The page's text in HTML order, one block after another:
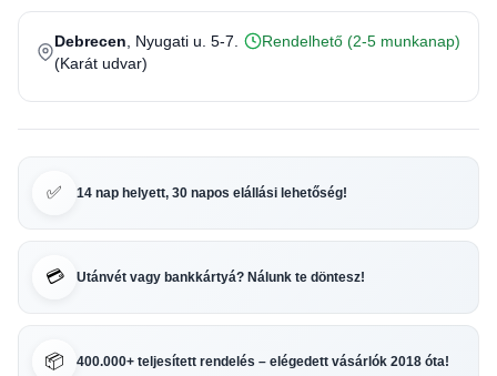
Debrecen , Nyugati u. 5-7.
(Karát udvar)
Rendelhető (2-5 munkanap)
✅ 14 nap helyett, 30 napos elállási lehetőség!
💳 Utánvét vagy bankkártyá? Nálunk te döntesz!
📦 400.000+ teljesített rendelés – elégedett vásárlók 2018 óta!